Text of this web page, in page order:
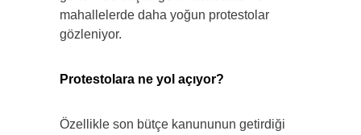
mahallelerde daha yoğun protestolar
gözleniyor.
Protestolara ne yol açıyor?
Özellikle son bütçe kanununun getirdiği